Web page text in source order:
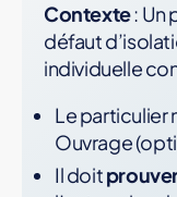
Contexte: Un
défaut
individuelle
Le particulier
Ouvrage
Il doit